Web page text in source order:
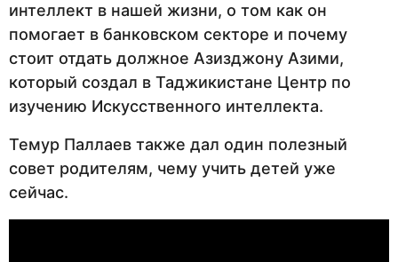
интеллект в нашей жизни, о том как он
помогает в банковском секторе и почему
стоит отдать должное Азизджону Азими,
который создал в Таджикистане Центр по
изучению Искусственного интеллекта.
Темур Паллаев также дал один полезный
совет родителям, чему учить детей уже
сейчас.